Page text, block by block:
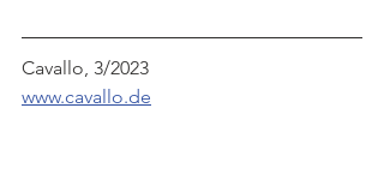
Cavallo, 3/2023
www.cavallo.de